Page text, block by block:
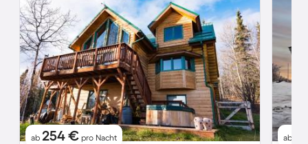
ab 254 € pro Nacht ab